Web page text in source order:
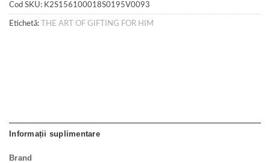
Cod SKU: K2S156100018S0195V0093
Etichetă: THE ART OF GIFTING FOR HIM
Informații suplimentare
Brand